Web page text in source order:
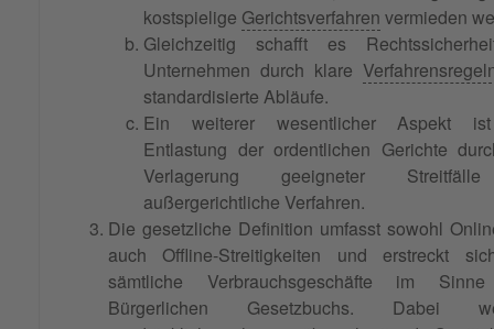
kostspielige Gerichtsverfahren vermieden
Gleichzeitig schafft es
Unternehmen durch klare
standardisierte Abläufe.
Ein weiterer wesentlicher Aspekt
Entlastung der ordentlichen Gerichte
Verlagerung geeigneter
außergerichtliche Verfahren.
Die gesetzliche Definition umfasst sowohl
auch Offline-Streitigkeiten und erstreckt
sämtliche Verbrauchsgeschäfte im
Bürgerlichen Gesetzbuchs. Dabei